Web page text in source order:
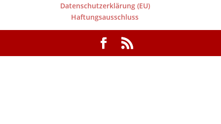
Datenschutzerklärung (EU)
Haftungsausschluss